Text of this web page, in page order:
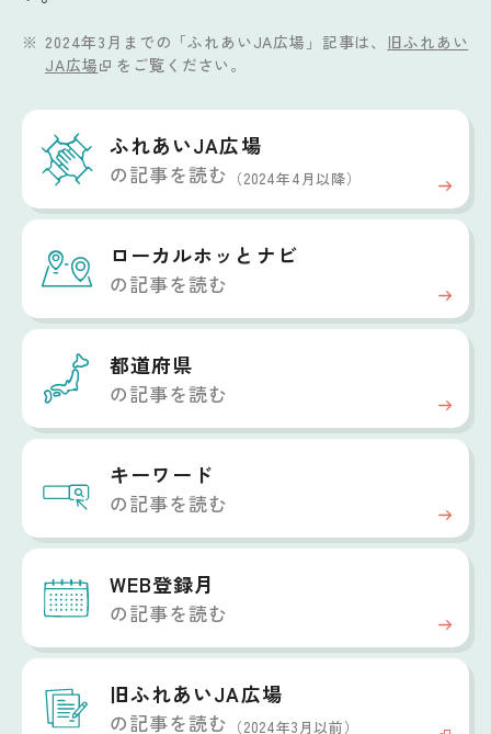
2024年3月までの「ふれあいJA広場」記事は、 旧ふれあい
JA広場
をご覧ください。
ふれあいJA広場
の記事を読む （2024年4月以降）
ローカルホッと ナビ
の記事を読む
都道府県
の記事を読む
キーワード
の記事を読む
WEB登録月
の記事を読む
旧ふれあいJA広場
の記事を読む （2024年3月以前）